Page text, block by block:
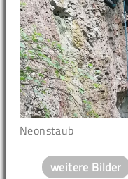
Neonstaub
weitere Bilder